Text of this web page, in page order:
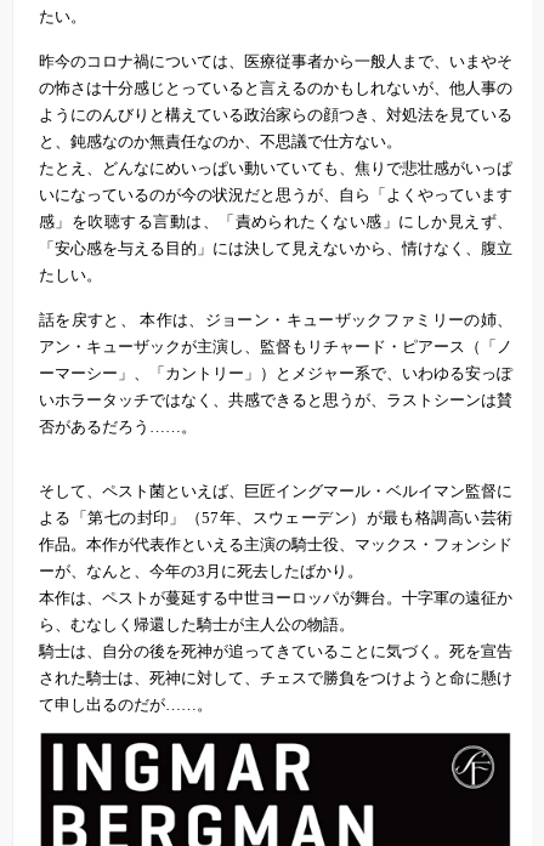
たい。
昨今のコロナ禍については、医療従事者から一般人まで、いまやそ
の怖さは十分感じとっていると言えるのかもしれないが、他人事の
ようにのんびりと構えている政治家らの顔つき、対処法を見ている
と、鈍感なのか無責任なのか、不思議で仕方ない。
たとえ、どんなにめいっぱい動いていても、焦りで悲壮感がいっぱ
いになっているのが今の状況だと思うが、自ら「よくやっています
感」を吹聴する言動は、「責められたくない感」にしか見えず、
「安心感を与える目的」には決して見えないから、情けなく、腹立
たしい。
話を戻すと、 本作は、ジョーン・キューザックファミリーの姉、
アン・キューザックが主演し、監督もリチャード・ピアース（「ノ
ーマーシー」、「カントリー」）とメジャー系で、いわゆる安っぽ
いホラータッチではなく、共感できると思うが、ラストシーンは賛
否があるだろう……。
そして、ペスト菌といえば、巨匠イングマール・ベルイマン監督に
よる「第七の封印」（57年、スウェーデン）が最も格調高い芸術
作品。本作が代表作といえる主演の騎士役、マックス・フォンシド
ーが、なんと、今年の3月に死去したばかり。
本作は、ペストが蔓延する中世ヨーロッパが舞台。十字軍の遠征か
ら、むなしく帰還した騎士が主人公の物語。
騎士は、自分の後を死神が追ってきていることに気づく。死を宣告
された騎士は、死神に対して、チェスで勝負をつけようと命に懸け
て申し出るのだが……。